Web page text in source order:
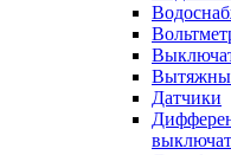
Датчики